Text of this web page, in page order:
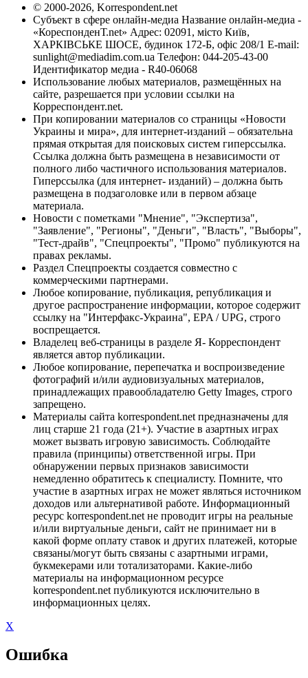
© 2000-2026, Korrespondent.net
Субъект в сфере онлайн-медиа Название онлайн-медиа -
«КореспонденТ.net» Адрес: 02091, місто Київ,
ХАРКІВСЬКЕ ШОСЕ, будинок 172-Б, офіс 208/1 E-mail:
sunlight@mediadim.com.ua Телефон: 044-205-43-00
Идентификатор медиа - R40-06068
Использование любых материалов, размещённых на
сайте, разрешается при условии ссылки на
Корреспондент.net.
При копировании материалов со страницы «Новости
Украины и мира», для интернет-изданий – обязательна
прямая открытая для поисковых систем гиперссылка.
Ссылка должна быть размещена в независимости от
полного либо частичного использования материалов.
Гиперссылка (для интернет- изданий) – должна быть
размещена в подзаголовке или в первом абзаце
материала.
Новости с пометками "Мнение", "Экспертиза",
"Заявление", "Регионы", "Деньги", "Власть", "Выборы",
"Тест-драйв", "Спецпроекты", "Промо" публикуются на
правах рекламы.
Раздел Спецпроекты создается совместно с
коммерческими партнерами.
Любое копирование, публикация, републикация и
другое распространение информации, которое содержит
ссылку на "Интерфакс-Украина", EPA / UPG, строго
воспрещается.
Владелец веб-страницы в разделе Я- Корреспондент
является автор публикации.
Любое копирование, перепечатка и воспроизведение
фотографий и/или аудиовизуальных материалов,
принадлежащих правообладателю Getty Images, строго
запрещено.
Материалы сайта korrespondent.net предназначены для
лиц старше 21 года (21+). Участие в азартных играх
может вызвать игровую зависимость. Соблюдайте
правила (принципы) ответственной игры. При
обнаружении первых признаков зависимости
немедленно обратитесь к специалисту. Помните, что
участие в азартных играх не может являться источником
доходов или альтернативой работе. Информационный
ресурс korrespondent.net не проводит игры на реальные
и/или виртуальные деньги, сайт не принимает ни в
какой форме оплату ставок и других платежей, которые
связаны/могут быть связаны с азартными играми,
букмекерами или тотализаторами. Какие-либо
материалы на информационном ресурсе
korrespondent.net публикуются исключительно в
информационных целях.
X
Ошибка